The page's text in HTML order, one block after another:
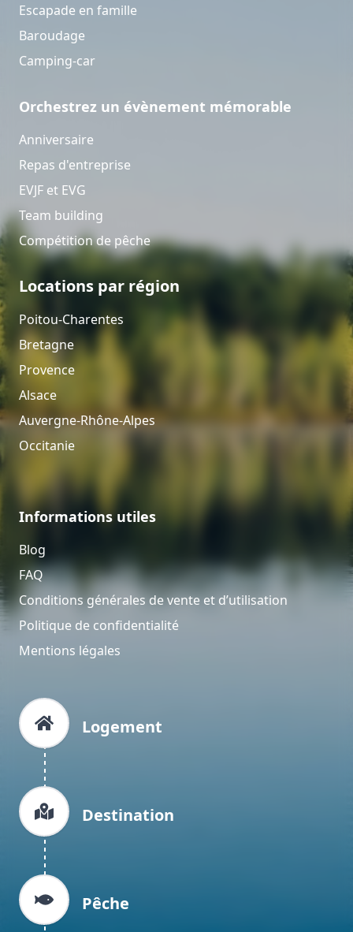
Escapade en famille
Baroudage
Camping-car
Orchestrez un évènement mémorable
Anniversaire
Repas d'entreprise
EVJF et EVG
Team building
Compétition de pêche
Locations par région
Poitou-Charentes
Bretagne
Provence
Alsace
Auvergne-Rhône-Alpes
Occitanie
Informations utiles
Blog
FAQ
Conditions générales de vente et d’utilisation
Politique de confidentialité
Mentions légales
Logement
Destination
Pêche